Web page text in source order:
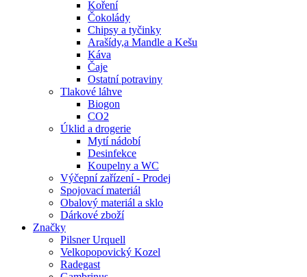
Koření
Čokolády
Chipsy a tyčinky
Arašídy,a Mandle a Kešu
Káva
Čaje
Ostatní potraviny
Tlakové láhve
Biogon
CO2
Úklid a drogerie
Mytí nádobí
Desinfekce
Koupelny a WC
Výčepní zařízení - Prodej
Spojovací materiál
Obalový materiál a sklo
Dárkové zboží
Značky
Pilsner Urquell
Velkopopovický Kozel
Radegast